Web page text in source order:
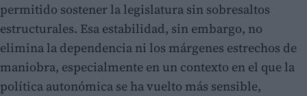
permitido sostener la legislatura sin sobresaltos
estructurales. Esa estabilidad, sin embargo, no
elimina la dependencia ni los márgenes estrechos de
maniobra, especialmente en un contexto en el que la
política autonómica se ha vuelto más sensible,